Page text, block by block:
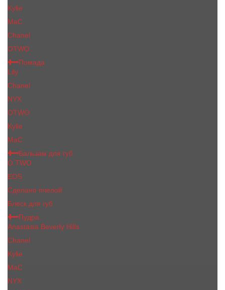
Kylie
MaC
Сhanеl
OTWO
Помада
Lily
Chanel
NYX
OTWO
Kylie
МаС
Бальзам для губ
O.TWO
EOS
Сделано пчелой
Блеск для губ
Пудра
Anastasia Beverly Hills
Chanel
Kylie
MaC
NYX